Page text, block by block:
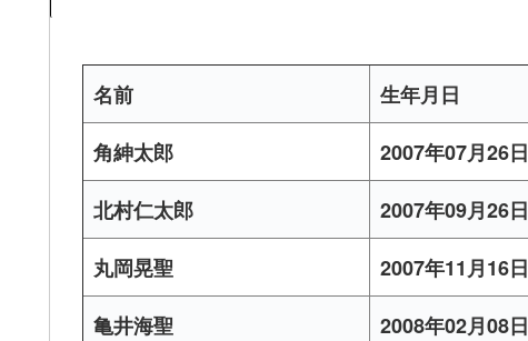
名前 生年月日
角紳太郎
2007年07月26日
北村仁太郎
2007年09月26日
丸岡晃聖
2007年11月16日
亀井海聖
2008年02月08日